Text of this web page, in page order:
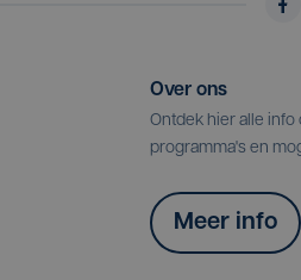
Over ons
Ontdek hier alle
programma's en
Meer info